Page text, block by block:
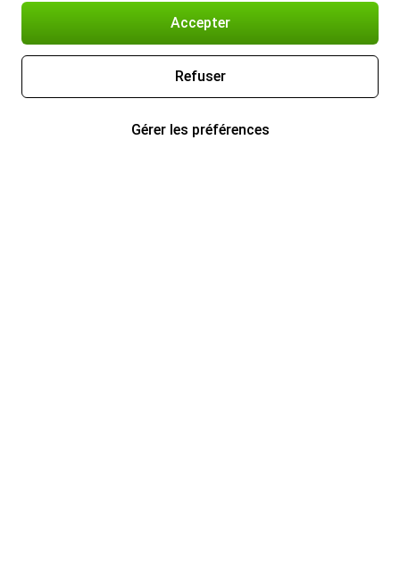
Accepter
Refuser
Gérer les préférences